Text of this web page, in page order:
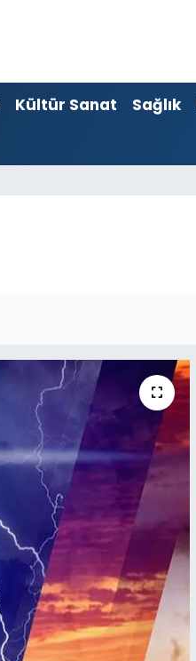
Kültür Sanat Sağlık